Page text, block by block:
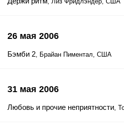
26 мая 2006
Бэмби 2, Брайан Пиментал, США
31 мая 2006
Любовь и прочие неприятности,